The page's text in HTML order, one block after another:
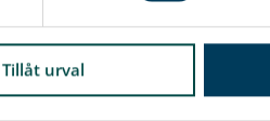
Tillåt urval
Den ger de
professionellt inom